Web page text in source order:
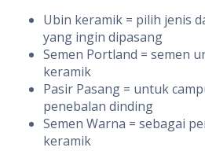
Ubin keramik = pilih jenis
yang ingin dipasang
Semen Portland = semen
keramik
Pasir Pasang = untuk
penebalan dinding
Semen Warna = sebagai
keramik